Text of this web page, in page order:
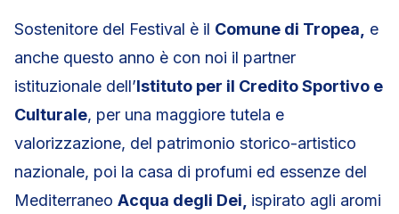
Sostenitore del Festival è il Comune di Tropea,
e
anche questo anno è con noi il partner
istituzionale dell’Istituto per il Credito Sportivo e
Culturale, per una maggiore tutela e
valorizzazione, del patrimonio storico-artistico
nazionale, poi la casa di profumi ed essenze del
Mediterraneo Acqua degli Dei, ispirato agli aromi